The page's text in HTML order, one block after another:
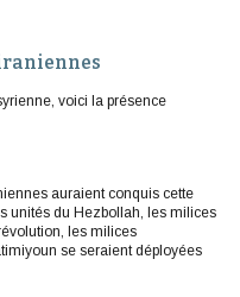
voici la présence
auraient conquis cette
unités du Hezbollah, les milices
les milices
se seraient déployées